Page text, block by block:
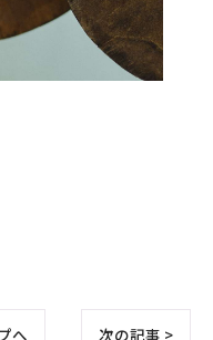
へ 次の記事 >